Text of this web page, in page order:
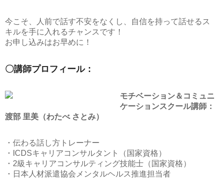
今こそ、人前で話す不安をなくし、自信を持って話せるス
キルを手に入れるチャンスです！
お申し込みはお早めに！
〇講師プロフィール：
モチベーション＆コミュニ
ケーションスクール講師：
渡部 里美（わたべ さとみ）
・伝わる話し方トレーナー
・ICDSキャリアコンサルタント（国家資格）
・2級キャリアコンサルティング技能士（国家資格）
・日本人材派遣協会メンタルヘルス推進担当者